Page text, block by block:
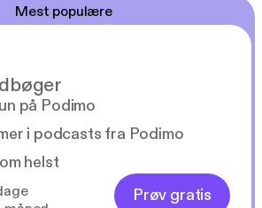
Mest populære
på Podimo
i podcasts fra Podimo
helst
Prøv gratis